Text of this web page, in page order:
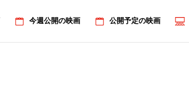
今週公開の映画 公開予定の映画